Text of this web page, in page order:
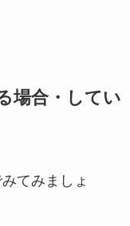
場合・してい
てみましょ